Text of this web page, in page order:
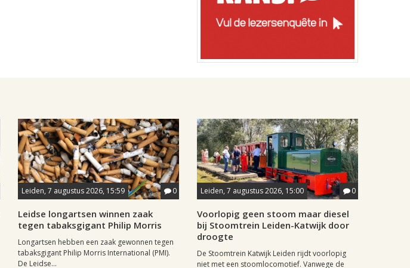
Leiden, 7 augustus 2026, 15:59 0
Leidse longartsen winnen zaak
tegen tabaksgigant Philip Morris
Longartsen hebben een zaak gewonnen tegen
tabaksgigant Philip Morris International (PMI).
De Leidse...
Leiden, 7 augustus 2026, 15:00 0
Voorlopig geen stoom maar diesel
bij Stoomtrein Leiden-Katwijk door
droogte
De Stoomtrein Katwijk Leiden rijdt voorlopig
niet met een stoomlocomotief. Vanwege de